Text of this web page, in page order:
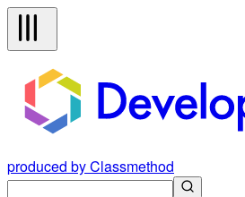
produced by Classmethod